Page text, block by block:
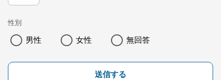
性別
男性 女性 無回答
送信する